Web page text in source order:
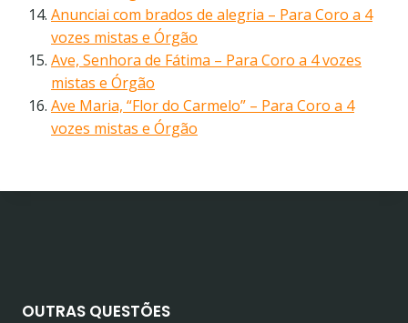
Anunciai com brados de alegria – Para Coro a 4
vozes mistas e Órgão
Ave, Senhora de Fátima – Para Coro a 4 vozes
mistas e Órgão
Ave Maria, “Flor do Carmelo” – Para Coro a 4
vozes mistas e Órgão
OUTRAS QUESTÕES